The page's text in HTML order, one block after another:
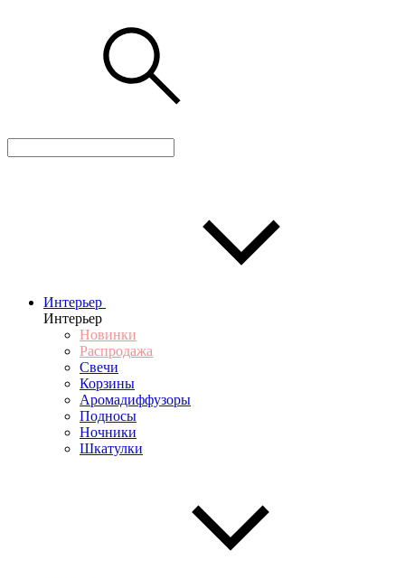
Интерьер
Интерьер
Новинки
Распродажа
Свечи
Корзины
Аромадиффузоры
Подносы
Ночники
Шкатулки